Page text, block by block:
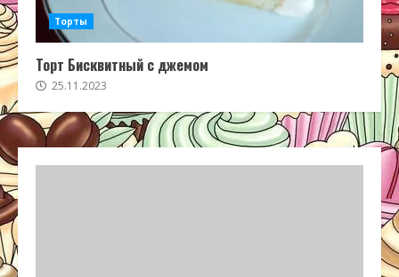
Торты
Торт Бисквитный с джемом
25.11.2023